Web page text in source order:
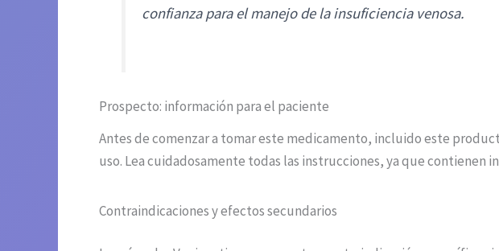
confianza para el manejo de la insuficiencia venosa.
Prospecto: información para el paciente
Antes de comenzar a tomar este medicamento, incluido este
uso. Lea cuidadosamente todas las instrucciones, ya que contienen
Contraindicaciones y efectos secundarios